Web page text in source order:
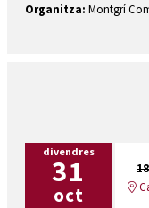
Organitza: Montgrí
divendres
31
oct